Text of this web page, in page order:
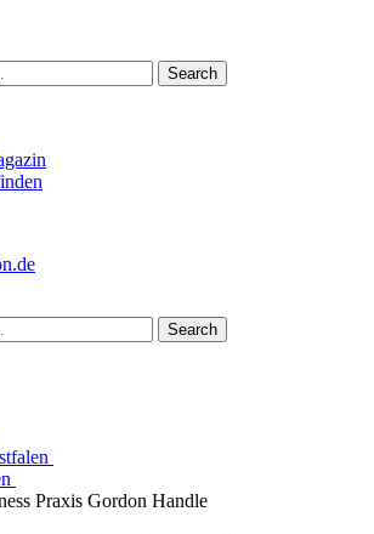
Search
Search
Praxis Gordon Handle